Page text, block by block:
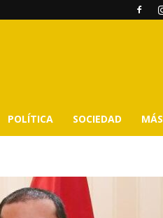
POLÍTICA SOCIEDAD MÁS